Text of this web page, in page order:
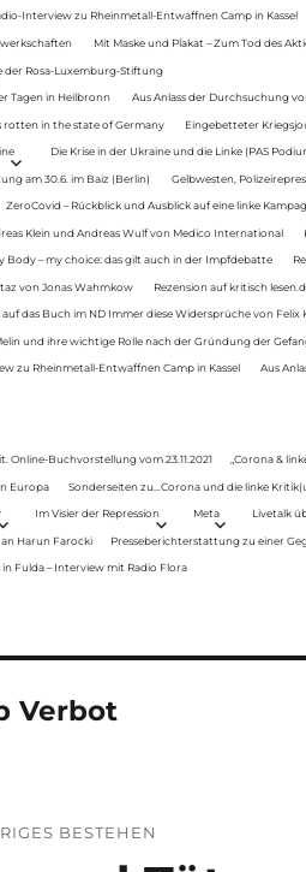
Interview zu Rheinmetall-Entwaffnen Camp in Kassel
Mit Maske und Plakat – Zum Tod des
der Rosa-Luxemburg-Stiftung
Tagen in Heilbronn Aus Anlass der Durchsuchung
rotten in the state of Germany Eingebetteter
Die Krise in der Ukraine und die Linke (PAS
am 30.6. im Baiz (Berlin) Gelbwesten,
ZeroCovid – Rückblick und Ausblick auf eine linke
Klein und Andreas Wulf von Medico International
Body – my choice: das gilt auch in der Impfdebatte
von Jonas Wahmkow Rezension auf kritisch
auf das Buch im ND Immer diese Widersprüche von Felix
und ihre wichtige Rolle nach der Gründung der
zu Rheinmetall-Entwaffnen Camp in Kassel Aus
Buchvorstellung vom 23.11.2021 „Corona &
Europa Sonderseiten zu…Corona und die linke
Im Visier der Repression Meta Livetalk
Harun Farocki Presseberichterstattung zu einer
Fulda – Interview mit Radio Flora
Verbot
BESTEHEN